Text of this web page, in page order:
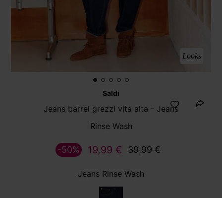
Looks
Saldi
Jeans barrel grezzi vita alta - Jeans
Rinse Wash
19,99 € 39,99 €
-50%
Jeans Rinse Wash